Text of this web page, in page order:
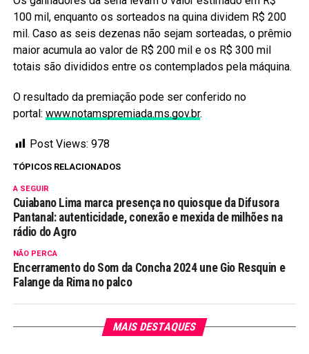
100 mil, enquanto os sorteados na quina dividem R$ 200
mil. Caso as seis dezenas não sejam sorteadas, o prêmio
maior acumula ao valor de R$ 200 mil e os R$ 300 mil
totais são divididos entre os contemplados pela máquina.
O resultado da premiação pode ser conferido no
portal: www.notamspremiada.ms.gov.br.
Post Views: 978
TÓPICOS RELACIONADOS
A SEGUIR
Cuiabano Lima marca presença no quiosque da Difusora
Pantanal: autenticidade, conexão e mexida de milhões na
rádio do Agro
NÃO PERCA
Encerramento do Som da Concha 2024 une Gio Resquin e
Falange da Rima no palco
MAIS DESTAQUES